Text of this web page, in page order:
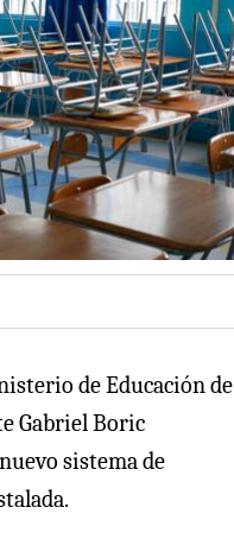
de Educación de
Gabriel Boric
sistema de